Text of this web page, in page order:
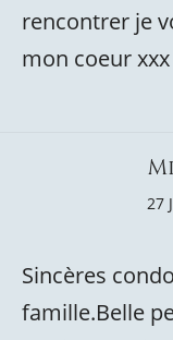
rencontrer je
mon coeur xxx
27
Sincères
famille.Belle